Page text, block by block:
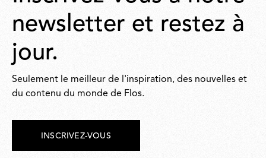
newsletter et restez à
jour.
Seulement le meilleur de l'inspiration, des nouvelles et
du contenu du monde de Flos.
INSCRIVEZ-VOUS